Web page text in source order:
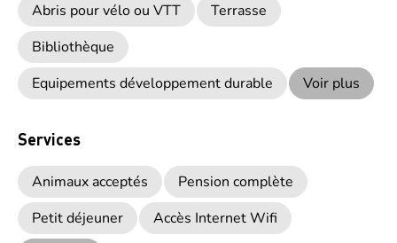
Abris pour vélo ou VTT
Terrasse
Bibliothèque
Equipements développement durable
Voir plus
Services
Animaux acceptés
Pension complète
Petit déjeuner
Accès Internet Wifi